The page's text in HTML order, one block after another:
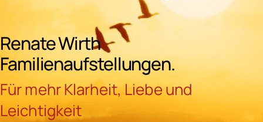
Seminar-Termine
Über mich
Blog
Renate Wirth
Familienaufstellungen.
Für mehr Klarheit, Liebe und
Leichtigkeit